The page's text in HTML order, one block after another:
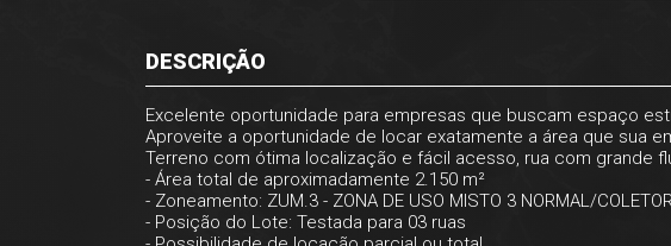
DESCRIÇÃO
Excelente oportunidade para empresas que buscam espaço
Aproveite a oportunidade de locar exatamente a área que sua
Terreno com ótima localização e fácil acesso, rua com grande
- Área total de aproximadamente 2.150 m²
- Zoneamento: ZUM.3 - ZONA DE USO MISTO 3 NORMAL/
- Posição do Lote: Testada para 03 ruas